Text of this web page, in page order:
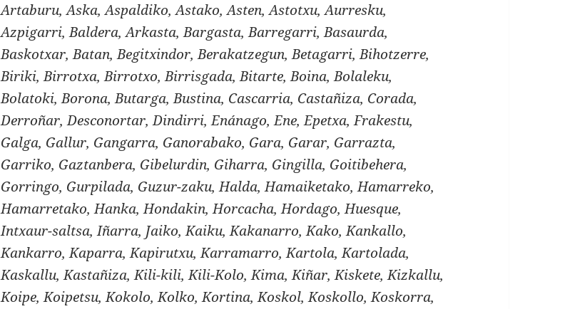
Artaburu, Aska, Aspaldiko, Astako, Asten, Astotxu, Aurresku,
Azpigarri, Baldera, Arkasta, Bargasta, Barregarri, Basaurda,
Baskotxar, Batan, Begitxindor, Berakatzegun, Betagarri, Bihotzerre,
Biriki, Birrotxa, Birrotxo, Birrisgada, Bitarte, Boina, Bolaleku,
Bolatoki, Borona, Butarga, Bustina, Cascarria, Castañiza, Corada,
Derroñar, Desconortar, Dindirri, Enánago, Ene, Epetxa, Frakestu,
Galga, Gallur, Gangarra, Ganorabako, Gara, Garar, Garrazta,
Garriko, Gaztanbera, Gibelurdin, Giharra, Gingilla, Goitibehera,
Gorringo, Gurpilada, Guzur-zaku, Halda, Hamaiketako, Hamarreko,
Hamarretako, Hanka, Hondakin, Horcacha, Hordago, Huesque,
Intxaur-saltsa, Iñarra, Jaiko, Kaiku, Kakanarro, Kako, Kankallo,
Kankarro, Kaparra, Kapirutxu, Karramarro, Kartola, Kartolada,
Kaskallu, Kastañiza, Kili-kili, Kili-Kolo, Kima, Kiñar, Kiskete, Kizkallu,
Koipe, Koipetsu, Kokolo, Kolko, Kortina, Koskol, Koskollo, Koskorra,